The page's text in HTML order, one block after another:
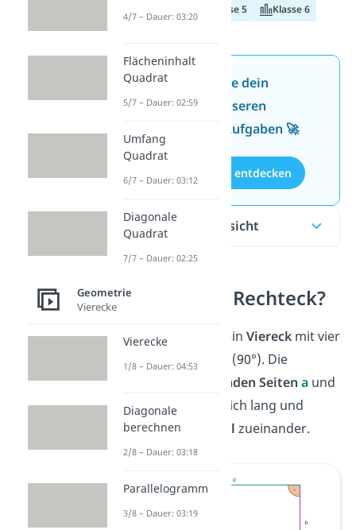
Klasse 5 Klasse 6
Jetzt neu: Teste dein
Wissen mit unseren
kostenlosen Aufgaben 🚀
Aufgaben entdecken
Inhaltsübersicht
Was ist ein Rechteck?
Ein Rechteck ist ein Viereckmit vier
rechten Winkeln
(90°). Die
gegenüberliegenden Seiten aund
bsind jeweils gleich lang und
verlaufen
parallel zueinander.
4/7 – Dauer: 03:20
Flächeninhalt
Quadrat
5/7 – Dauer: 02:59
Umfang
Quadrat
6/7 – Dauer: 03:12
Diagonale
Quadrat
7/7 – Dauer: 02:25
Geometrie
Vierecke
Vierecke
1/8 – Dauer: 04:53
Diagonale
berechnen
2/8 – Dauer: 03:18
Parallelogramm
3/8 – Dauer: 03:19